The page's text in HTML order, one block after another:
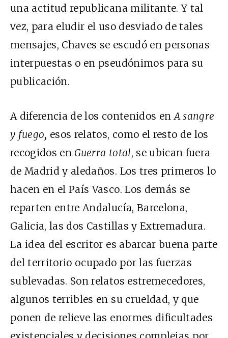
una actitud republicana militante. Y tal
vez, para eludir el uso desviado de tales
mensajes, Chaves se escudó en personas
interpuestas o en pseudónimos para su
publicación.
A diferencia de los contenidos enA sangre
y fuego, esos relatos, como el resto de los
recogidos en Guerra total, se ubican fuera
de Madrid y aledaños. Los tres primeros lo
hacen en el País Vasco. Los demás se
reparten entre Andalucía, Barcelona,
Galicia, las dos Castillas y Extremadura.
La idea del escritor es abarcar buena parte
del territorio ocupado por las fuerzas
sublevadas. Son relatos estremecedores,
algunos terribles en su crueldad, y que
ponen de relieve las enormes dificultades